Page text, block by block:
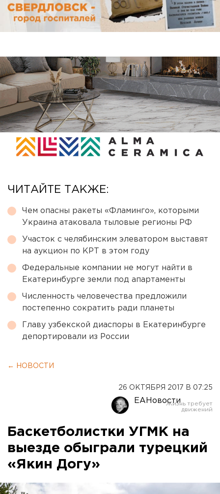
ЧИТАЙТЕ ТАКЖЕ:
Чем опасны ракеты «Фламинго», которыми
Украина атаковала тыловые регионы РФ
Участок с челябинским элеватором выставят
на аукцион по КРТ в этом году
Федеральные компании не могут найти в
Екатеринбурге земли под апартаменты
Численность человечества предложили
постепенно сократить ради планеты
Главу узбекской диаспоры в Екатеринбурге
депортировали из России
← НОВОСТИ
26 ОКТЯБРЯ 2017 В 07:25
ЕАНовости
Баскетболистки УГМК на
выезде обыграли турецкий
«Якин Догу»